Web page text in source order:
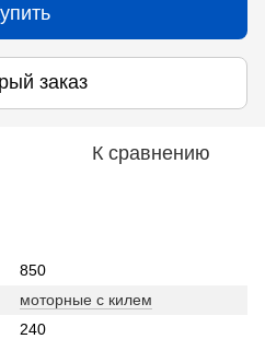
заказ
К сравнению
850
моторные с килем
240